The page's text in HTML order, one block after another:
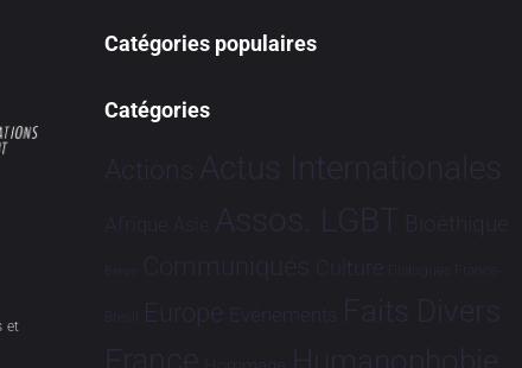
et
Catégories populaires
Catégories
Actions Actus Internationales
Afrique Asie Assos. LGBT Bioéthique
Brève Communiqués Culture Dialogues France-
Brésil Europe Evénements Faits Divers
Humanophobie